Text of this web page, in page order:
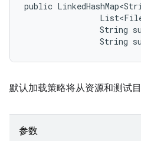
public
String
String
默认加载策略将从资源和测试
参数